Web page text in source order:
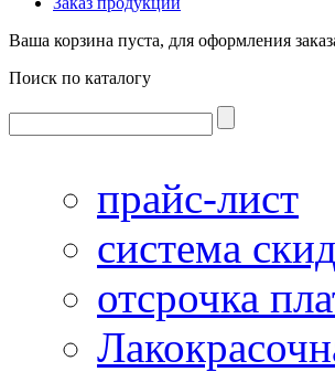
Ваша корзина пуста, для оформления
Поиск по каталогу
прайс-лист
система
отсрочка